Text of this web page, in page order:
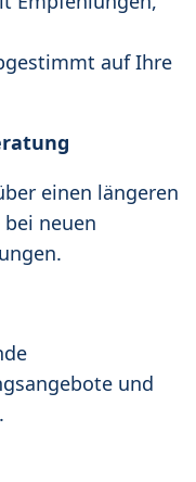
auf Ihre
einen längeren
neuen
und